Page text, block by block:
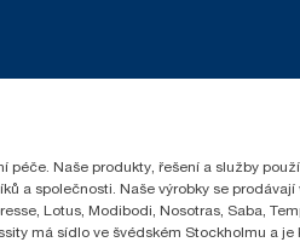
Naše produkty, řešení a služby
a společnosti. Naše výrobky se
Lotus, Modibodi, Nosotras, Saba,
má sídlo ve švédském Stockholmu a